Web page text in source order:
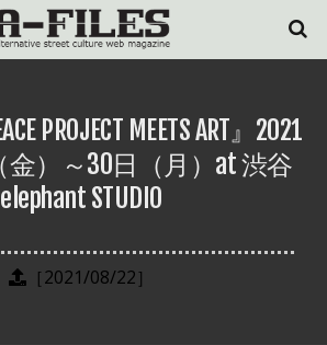
PROJECT MEETS ART』2021
金）～30日（月）at 渋谷
elephant STUDIO
［2021/08/22］